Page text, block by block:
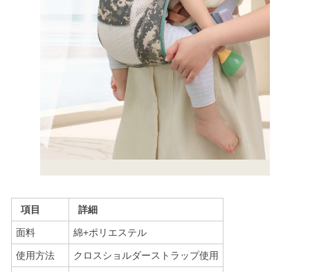
項目 詳細
面料 綿+ポリエステル
使用方法 クロスショルダーストラップ使用